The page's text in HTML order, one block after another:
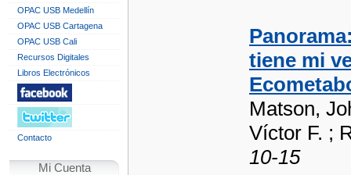
OPAC USB Medellín
OPAC USB Cartagena
OPAC USB Cali
Recursos Digitales
Libros Electrónicos
Contacto
Mi Cuenta
tiene mi
Matson,
Víctor F. ;
10-15